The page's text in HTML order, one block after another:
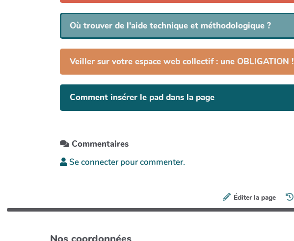
Où trouver de l'aide technique et méthodologique ?
Veiller sur votre espace web collectif : une OBLIGATION !
Comment insérer le pad dans la page
Commentaires
Se connecter pour commenter.
Éditer la page